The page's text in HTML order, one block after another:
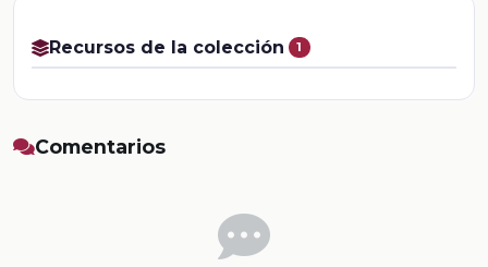
Recursos de la colección 1
Comentarios